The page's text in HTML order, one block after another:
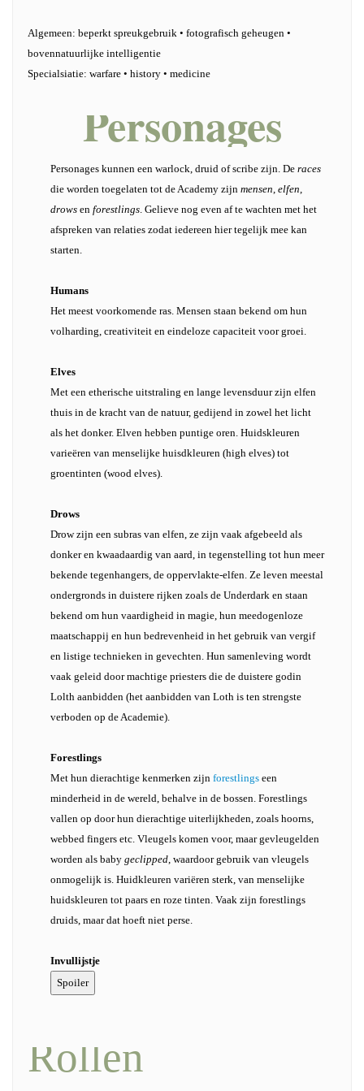
Algemeen: beperkt spreukgebruik • fotografisch geheugen •
bovennatuurlijke intelligentie
Specialsiatie: warfare • history • medicine
Personages
Personages kunnen een warlock, druid of scribe zijn. De races
die worden toegelaten tot de Academy zijn mensen, elfen,
drows en forestlings. Gelieve nog even af te wachten met het
afspreken van relaties zodat iedereen hier tegelijk mee kan
starten.
Humans
Het meest voorkomende ras. Mensen staan bekend om hun
volharding, creativiteit en eindeloze capaciteit voor groei.
Elves
Met een etherische uitstraling en lange levensduur zijn elfen
thuis in de kracht van de natuur, gedijend in zowel het licht
als het donker. Elven hebben puntige oren. Huidskleuren
varieëren van menselijke huisdkleuren (high elves) tot
groentinten (wood elves).
Drows
Drow zijn een subras van elfen, ze zijn vaak afgebeeld als
donker en kwaadaardig van aard, in tegenstelling tot hun meer
bekende tegenhangers, de oppervlakte-elfen. Ze leven meestal
ondergronds in duistere rijken zoals de Underdark en staan
bekend om hun vaardigheid in magie, hun meedogenloze
maatschappij en hun bedrevenheid in het gebruik van vergif
en listige technieken in gevechten. Hun samenleving wordt
vaak geleid door machtige priesters die de duistere godin
Lolth aanbidden (het aanbidden van Loth is ten strengste
verboden op de Academie).
Forestlings
Met hun dierachtige kenmerken zijn forestlings een
minderheid in de wereld, behalve in de bossen. Forestlings
vallen op door hun dierachtige uiterlijkheden, zoals hoorns,
webbed fingers etc. Vleugels komen voor, maar gevleugelden
worden als baby geclipped, waardoor gebruik van vleugels
onmogelijk is. Huidkleuren variëren sterk, van menselijke
huidskleuren tot paars en roze tinten. Vaak zijn forestlings
druids, maar dat hoeft niet perse.
Invullijstje
Rollen